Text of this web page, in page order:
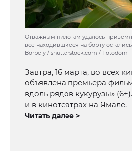
Отважным пилотам удалось
все находившиеся на борту
Borbely / shutterstock.com / Fotodom
Завтра, 16 марта, во всех
объявлена премьера
вдоль рядов кукурузы»
и в кинотеатрах на Ямале.
Читать далее >